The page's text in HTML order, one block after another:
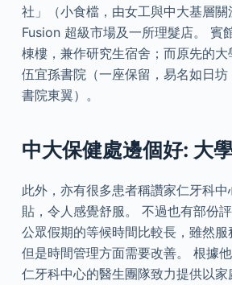
社」（小食檔，由女工與中大基層關
Fusion 超級市場及一所理髮店。 賓
棟樓，兼作研究生宿舍；而原先的
伍宜孫書院（一座保留，易名如日
書院東翼）。
中大保健處邊個好: 大
此外，亦有很多患者稱讚家仁牙科
貼，令人感覺舒服。 不過也有部份
公眾假期的等候時間比較長，雖然服
但是時間管理方面需要改善。 根據
仁牙科中心的醫生團隊致力提供以